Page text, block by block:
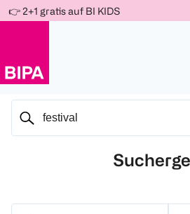
Für
Für
Für
Weiter
zum
👉 2+1 gratis auf BI KIDS